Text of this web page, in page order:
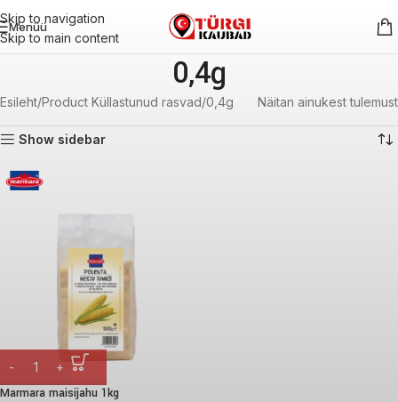
Skip to navigation
Skip to main content
Menüü
0,4g
Esileht Product Küllastunud rasvad 0,4g Näitan ainukest tulemust
Show sidebar
Marmara maisijahu 1kg